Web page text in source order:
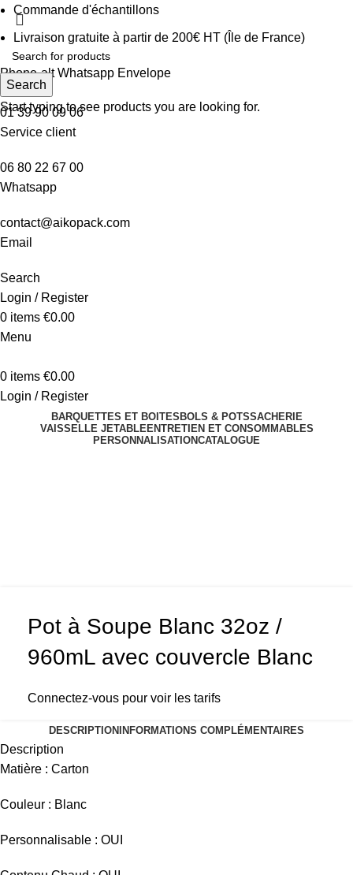
Commande d'échantillons
Livraison gratuite à partir de 200€ HT (Île de France)
Phone-alt Whatsapp Envelope
01 39 90 09 06
Service client
06 80 22 67 00
Whatsapp
contact@aikopack.com
Email
Search
Login / Register
0 items €0.00
Menu
0 items €0.00
Login / Register
BARQUETTES ET BOITES BOLS & POTSSACHERIE
VAISSELLE JETABLEENTRETIEN ET CONSOMMABLES
PERSONNALISATIONCATALOGUE
Pot à Soupe Blanc 32oz /
960mL avec couvercle Blanc
Connectez-vous pour voir les tarifs
DESCRIPTION INFORMATIONS COMPLÉMENTAIRES
Description
Matière : Carton
Couleur : Blanc
Personnalisable : OUI
Search
Start typing to see products you are looking for.